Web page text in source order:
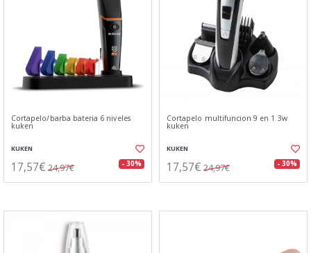
Cortapelo/barba bateria 6 niveles
kuken
KUKEN
17,57€ 24,97€ - 30%
Cortapelo multifuncion 9 en 1 3w
kuken
KUKEN
17,57€ 24,97€ - 30%